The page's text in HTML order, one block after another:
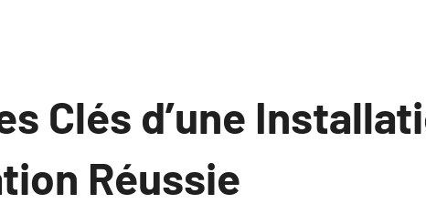
Clés d’une
Réussie